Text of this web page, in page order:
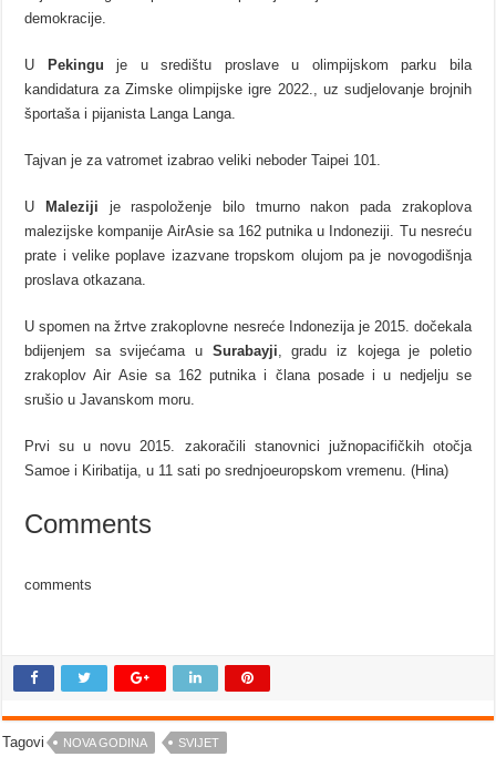
demokracije.
U Pekingu je u središtu proslave u olimpijskom parku bila
kandidatura za Zimske olimpijske igre 2022., uz sudjelovanje brojnih
športaša i pijanista Langa Langa.
Tajvan je za vatromet izabrao veliki neboder Taipei 101.
U Maleziji je raspoloženje bilo tmurno nakon pada zrakoplova
malezijske kompanije AirAsie sa 162 putnika u Indoneziji. Tu nesreću
prate i velike poplave izazvane tropskom olujom pa je novogodišnja
proslava otkazana.
U spomen na žrtve zrakoplovne nesreće Indonezija je 2015. dočekala
bdijenjem sa svijećama u Surabayji, gradu iz kojega je poletio
zrakoplov Air Asie sa 162 putnika i člana posade i u nedjelju se
srušio u Javanskom moru.
Prvi su u novu 2015. zakoračili stanovnici južnopacifičkih otočja
Samoe i Kiribatija, u 11 sati po srednjoeuropskom vremenu. (Hina)
Comments
comments
Tagovi NOVA GODINA SVIJET